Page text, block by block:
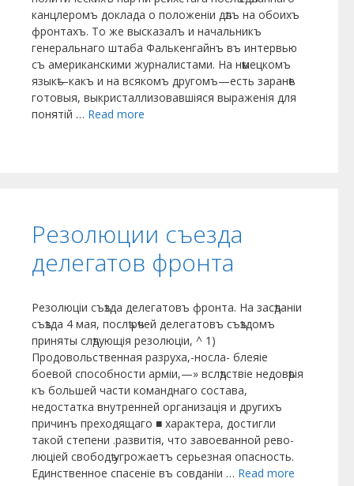
канцлеромъ доклада о положеніи дѣлъ на обоихъ
фронтахъ. То же высказалъ и начальникъ
генеральнаго штаба Фалькенгайнъ въ интервью
съ американскими журналистами. На нѣмецкомъ
языкѣ—какъ и на всякомъ другомъ—есть заранѣе
готовыя, выкристаллизовавшіяся выраженія для
понятій … Read more
Резолюции съезда
делегатов фронта
Резолюцiи съѣзда де­легатовъ фронта. На засѣданіи
съѣзда 4 мая, послѣ рѣ­чей делегатовъ съѣздомъ
приняты слѣ­дующія резолюціи, ^ 1)
Продовольственная разруха,-носла- блеяіе
боевой способности арміи,—» вслѣдствіе недовѣрія
къ большей части команднаго состава,
недостатка внут­ренней организація и другихъ
причинъ преходящаго ■ характера, достигли
такой степени .развитія, что завоеванной рево­
люціей свободѣ угрожаетъ серьезная опасность.
Единственное спасеніе въ совданіи … Read more